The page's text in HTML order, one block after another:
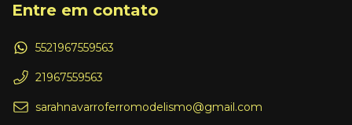
Entre em contato
5521967559563
21967559563
sarahnavarroferromodelismo@gmail.com